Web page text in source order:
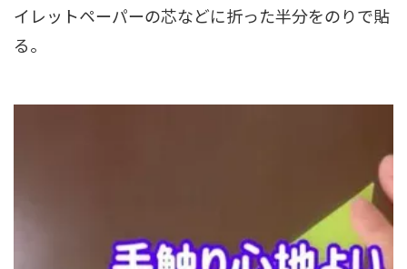
イレットペーパーの芯などに折った半分をのりで貼
る。